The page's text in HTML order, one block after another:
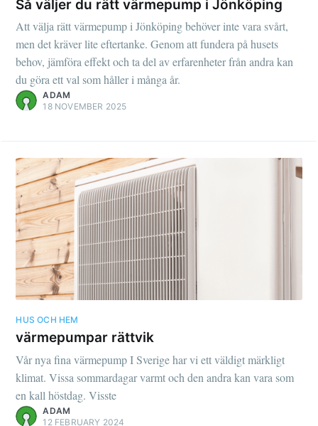
Så väljer du rätt värmepump i Jönköping
Att välja rätt värmepump i Jönköping behöver inte vara svårt,
men det kräver lite eftertanke. Genom att fundera på husets
behov, jämföra effekt och ta del av erfarenheter från andra kan
du göra ett val som håller i många år.
ADAM
18 NOVEMBER 2025
HUS OCH HEM
värmepumpar rättvik
Vår nya fina värmepump I Sverige har vi ett väldigt märkligt
klimat. Vissa sommardagar varmt och den andra kan vara som
en kall höstdag. Visste
ADAM
12 FEBRUARY 2024